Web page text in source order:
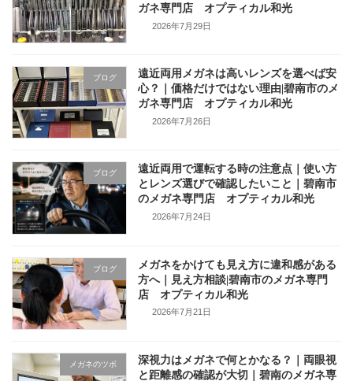
ガネ専門店 オプティカル和光
2026年7月29日
ブログ
遠近両用メガネは高いレンズを選べば安
心？｜価格だけではない理由|碧南市のメ
ガネ専門店 オプティカル和光
2026年7月26日
ブログ
遠近両用で運転する時の注意点｜使い方
とレンズ選びで確認したいこと｜碧南市
のメガネ専門店 オプティカル和光
2026年7月24日
ブログ
メガネをかけても見え方に違和感がある
方へ｜見え方相談|碧南市のメガネ専門
店 オプティカル和光
2026年7月21日
メガネのツボ
深視力はメガネで何とかなる？｜両眼視
と距離感の確認が大切｜碧南のメガネ専